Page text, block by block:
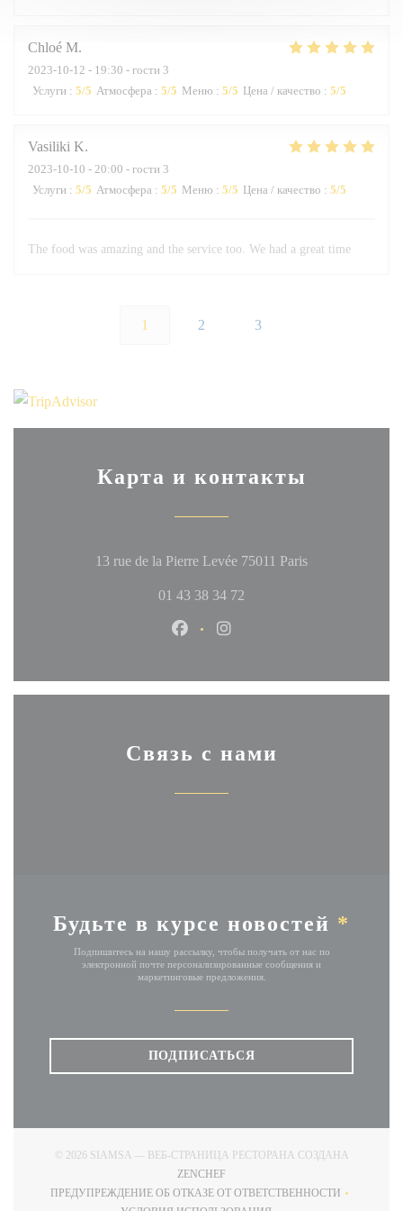
Chloé M
2023-10-12 - 19:30 - гости 3
Услуги : 5/5 Атмосфера : 5/5 Меню : 5/5 Цена / качество : 5/5
Vasiliki K
2023-10-10 - 20:00 - гости 3
Услуги : 5/5 Атмосфера : 5/5 Меню : 5/5 Цена / качество : 5/5
The food was amazing and the service too. We had a great time
1 2 3
Карта и контакты
13 rue de la Pierre Levée 75011 Paris((открывается
01 43 38 34 72
Facebook ((открывается в
Связь с нами
Будьте в курсе новостей *
Подпишитесь на нашу рассылку, чтобы получать от нас по
электронной почте персонализированные сообщения и
маркетинговые предложения.
ПОДПИСАТЬСЯ
© 2026 SIAMSA — ВЕБ-СТРАНИЦА РЕСТОРАНА СОЗДАНА
ZENCHEF
ПРЕДУПРЕЖДЕНИЕ ОБ ОТКАЗЕ ОТ ОТВЕТСТВЕННОСТИ